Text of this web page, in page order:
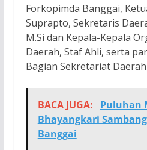
Forkopimda Banggai,
Suprapto, Sekretaris
M.Si dan Kepala-Kepala
Daerah, Staf Ahli, serta
Bagian Sekretariat
BACA JUGA:
Puluhan
Bhayangkari
Banggai